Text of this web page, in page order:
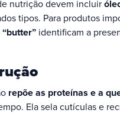
nutrição devem incluir
tipos. Para produtos
“butter” identificam a
repõe as proteínas e a
Ela sela cutículas e